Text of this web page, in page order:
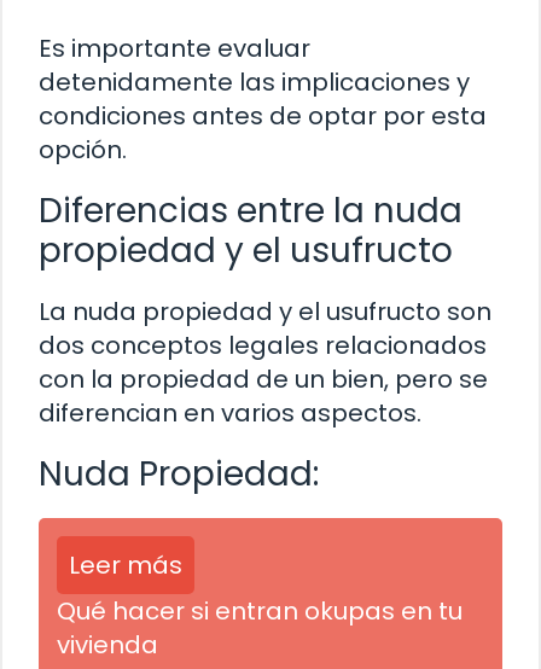
Es importante evaluar
detenidamente las implicaciones y
condiciones antes de optar por esta
opción.
Diferencias entre la nuda
propiedad y el usufructo
La nuda propiedad y el usufructo son
dos conceptos legales relacionados
con la propiedad de un bien, pero se
diferencian en varios aspectos.
Nuda Propiedad:
Leer más
Qué hacer si entran okupas en tu
vivienda